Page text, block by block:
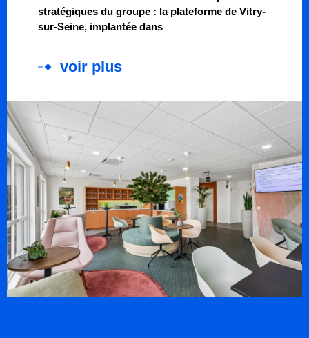
stratégiques du groupe : la plateforme de Vitry-
sur-Seine, implantée dans
voir plus